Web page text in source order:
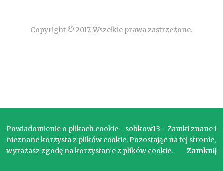
Copyright © 2017. Wszelkie prawa zastrzeżone.
Powiadomienie o plikach cookie - sobkow13 - Zamki znane i
nieznane korzysta z plików cookie. Pozostając na tej stronie,
wyrażasz zgodę na korzystanie z plików cookie.
Zamknij